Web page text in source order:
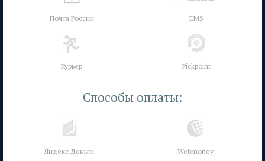
Почта России EMS
Курьер Pickpoint
Способы оплаты:
Яндекс Деньги Webmoney